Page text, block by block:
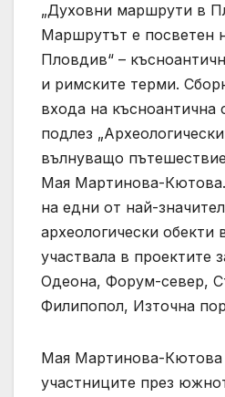
„Духовни маршрути в
Маршрутът е посветен
Пловдив“ –
и римските терми.
входа на късноантична
подлез
вълнуващо
Мая Мартинова-Кютова.
на едни от най-
археологически обекти
участвала в проектите
Одеона, Форум-север,
Филипопол, Източна
Мая Мартинова-
участниците през